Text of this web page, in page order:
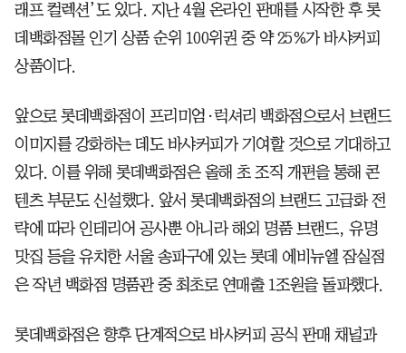
래프 컬렉션’도 있다. 지난 4월 온라인 판매를 시작한 후 롯
데백화점몰 인기 상품 순위 100위권 중 약 25%가 바샤커피
상품이다.
앞으로 롯데백화점이 프리미엄·럭셔리 백화점으로서 브랜드
이미지를 강화하는 데도 바샤커피가 기여할 것으로 기대하고
있다. 이를 위해 롯데백화점은 올해 초 조직 개편을 통해 콘
텐츠 부문도 신설했다. 앞서 롯데백화점의 브랜드 고급화 전
략에 따라 인테리어 공사뿐 아니라 해외 명품 브랜드, 유명
맛집 등을 유치한 서울 송파구에 있는 롯데 에비뉴엘 잠실점
은 작년 백화점 명품관 중 최초로 연매출 1조원을 돌파했다.
롯데백화점은 향후 단계적으로 바샤커피 공식 판매 채널과